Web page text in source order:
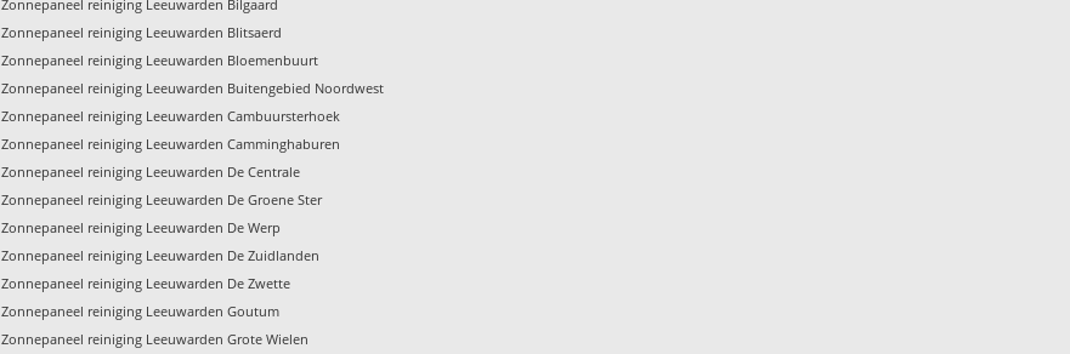
Zonnepaneel reiniging Leeuwarden Bilgaard
Zonnepaneel reiniging Leeuwarden Blitsaerd
Zonnepaneel reiniging Leeuwarden Bloemenbuurt
Zonnepaneel reiniging Leeuwarden Buitengebied Noordwest
Zonnepaneel reiniging Leeuwarden Cambuursterhoek
Zonnepaneel reiniging Leeuwarden Camminghaburen
Zonnepaneel reiniging Leeuwarden De Centrale
Zonnepaneel reiniging Leeuwarden De Groene Ster
Zonnepaneel reiniging Leeuwarden De Werp
Zonnepaneel reiniging Leeuwarden De Zuidlanden
Zonnepaneel reiniging Leeuwarden De Zwette
Zonnepaneel reiniging Leeuwarden Goutum
Zonnepaneel reiniging Leeuwarden Grote Wielen